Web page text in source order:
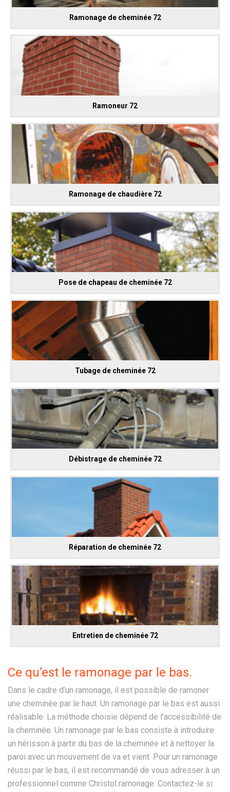
Ramonage de cheminée 72
Ramoneur 72
Ramonage de chaudière 72
Pose de chapeau de cheminée 72
Tubage de cheminée 72
Débistrage de cheminée 72
Réparation de cheminée 72
Entretien de cheminée 72
Ce qu’est le ramonage par le bas.
Dans le cadre d’un ramonage, il est possible de ramoner
une cheminée par le haut. Un ramonage par le bas est aussi
réalisable. La méthode choisie dépend de l’accessibilité de
la cheminée. Un ramonage par le bas consiste à introduire
un hérisson à partir du bas de la cheminée et à nettoyer la
paroi avec un mouvement de va et vient. Pour un ramonage
réussi par le bas, il est recommandé de vous adresser à un
professionnel comme Christol ramonage. Contactez-le si